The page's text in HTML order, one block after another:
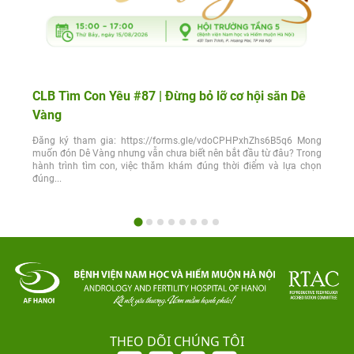
CLB Tìm Con Yêu #87 | Đừng bỏ lỡ cơ hội săn Dê
Vàng
Đăng ký tham gia: https://forms.gle/vdoCPHPxhZhs6B5q6 Mong
muốn đón Dê Vàng nhưng vẫn chưa biết nên bắt đầu từ đâu? Trong
hành trình tìm con, việc thăm khám đúng thời điểm và lựa chọn
đúng...
THEO DÕI CHÚNG TÔI